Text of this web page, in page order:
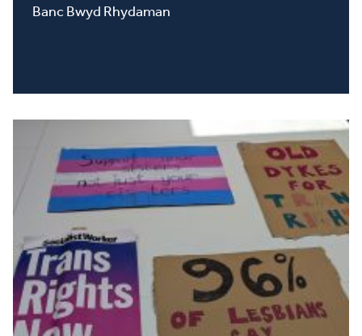
Banc Bwyd Rhydaman